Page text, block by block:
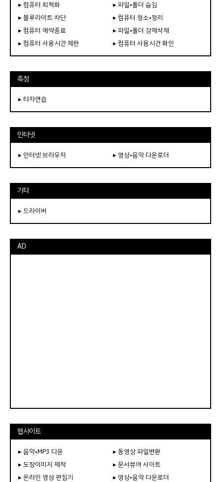
▸ 컴퓨터 최적화
▸ 파일•폴더 숨김
▸ 블루라이트 차단
▸ 컴퓨터 청소•정리
▸ 컴퓨터 예약종료
▸ 파일•폴더 강제삭제
▸ 컴퓨터 사용시간 제한
▸ 컴퓨터 사용시간 확인
측정
▸ 타자연습
인터넷
▸ 인터넷 브라우저 ▸ 영상•음악 다운로더
기타
▸ 드라이버
AD
웹사이트
▸ 음악•MP3 다운
▸ 동영상 파일변환
▸ 도장이미지 제작
▸ 문서뷰어 사이트
▸ 온라인 영상 편집기
▸ 영상•음악 다운로더